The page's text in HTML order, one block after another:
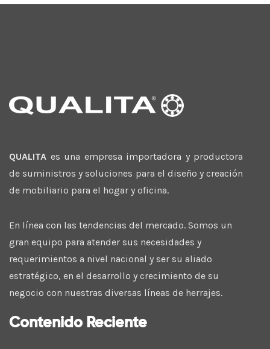
QUALITA es una empresa importadora y productora
de suministros y soluciones para el diseño y creación
de mobiliario para el hogar y oficina.
En línea con las tendencias del mercado. Somos un
gran equipo para atender sus necesidades y
requerimientos a nivel nacional y ser su aliado
estratégico, en el desarrollo y crecimiento de su
negocio con nuestras diversas líneas de herrajes.
Contenido Reciente